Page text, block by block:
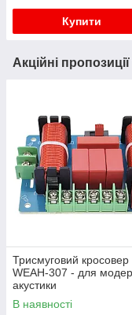
Arduino, STM8, STC)
Купити
Акційні
Трисмуговий
WEAH-307 - для
акустики
В наявності